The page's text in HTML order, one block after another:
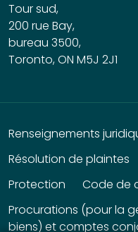
Tour sud,
200 rue Bay,
bureau 3500,
Toronto, ON M5J 2J1
Renseignements
Résolution de plaintes
Protection
Code de
Procurations (pour la
biens) et comptes